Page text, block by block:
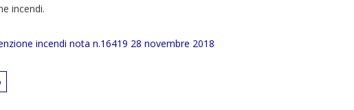
incendi.
incendi nota n.16419 28 novembre 2018